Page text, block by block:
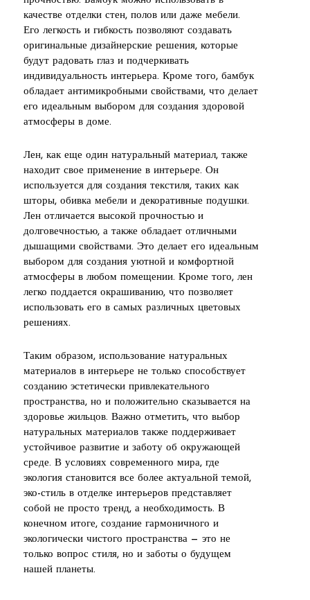
качестве отделки стен, полов или даже мебели.
Его легкость и гибкость позволяют создавать
оригинальные дизайнерские решения, которые
будут радовать глаз и подчеркивать
индивидуальность интерьера. Кроме того, бамбук
обладает антимикробными свойствами, что делает
его идеальным выбором для создания здоровой
атмосферы в доме.
Лен, как еще один натуральный материал, также
находит свое применение в интерьере. Он
используется для создания текстиля, таких как
шторы, обивка мебели и декоративные подушки.
Лен отличается высокой прочностью и
долговечностью, а также обладает отличными
дышащими свойствами. Это делает его идеальным
выбором для создания уютной и комфортной
атмосферы в любом помещении. Кроме того, лен
легко поддается окрашиванию, что позволяет
использовать его в самых различных цветовых
решениях.
Таким образом, использование натуральных
материалов в интерьере не только способствует
созданию эстетически привлекательного
пространства, но и положительно сказывается на
здоровье жильцов. Важно отметить, что выбор
натуральных материалов также поддерживает
устойчивое развитие и заботу об окружающей
среде. В условиях современного мира, где
экология становится все более актуальной темой,
эко-стиль в отделке интерьеров представляет
собой не просто тренд, а необходимость. В
конечном итоге, создание гармоничного и
экологически чистого пространства — это не
только вопрос стиля, но и заботы о будущем
нашей планеты.